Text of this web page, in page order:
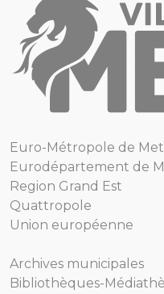
Euro-Métropole de
Eurodépartement de
Region Grand Est
Quattropole
Union européenne
Archives municipales
Bibliothèques-